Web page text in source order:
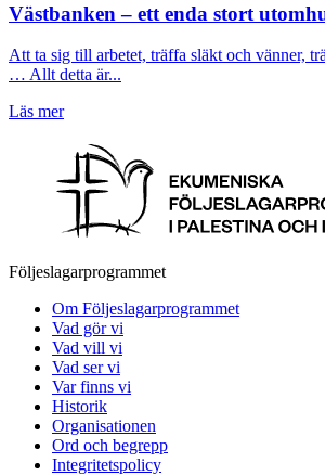
Västbanken – ett enda stort
Att ta sig till arbetet, träffa släkt och vänner,
… Allt detta är...
Läs mer
Följeslagarprogrammet
Om Följeslagarprogrammet
Vad gör vi
Vad vill vi
Vad ser vi
Var finns vi
Historik
Organisationen
Ord och begrepp
Integritetspolicy